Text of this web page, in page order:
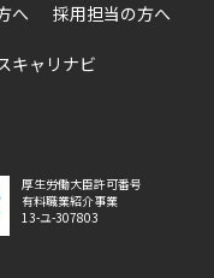
へ 採用担当の方へ
キャリナビ
厚生労働大臣許可番号
有料職業紹介事業
13-ユ-307803